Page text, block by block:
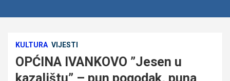
KULTURA VIJESTI
OPĆINA IVANKOVO ”Jesen u
kazalištu” – pun pogodak, puna